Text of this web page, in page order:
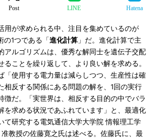
Post LINE Hatena
が求められる中、注目を集めているのが
の1つである「進化計算 」だ。進化計算で主
アルゴリズムは、優秀な解同士を遺伝子交配
ることを繰り返して、より良い解を求める。
「使用する電力量は減らしつつ、生産性は確
相反する関係にある問題の解を、1回の実行
徴だ。「実世界は、相反する目的の中でバラ
を求める状況であふれています」と、最適化
て研究する電気通信大学大学院 情報理工学
教授の佐藤寛之氏は述べる。佐藤氏に、最